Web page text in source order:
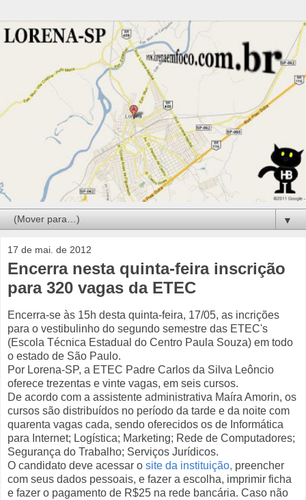
▼
17 de mai. de 2012
Encerra nesta quinta-feira inscrição
para 320 vagas da ETEC
Encerra-se às 15h desta quinta-feira, 17/05, as incrições
para o vestibulinho do segundo semestre das ETEC's
(Escola Técnica Estadual do Centro Paula Souza) em todo
o estado de São Paulo.
Por Lorena-SP, a ETEC Padre Carlos da Silva Leôncio
oferece trezentas e vinte vagas, em seis cursos.
De acordo com a assistente administrativa Maíra Amorin, os
cursos são distribuídos no período da tarde e da noite com
quarenta vagas cada, sendo oferecidos os de Informática
para Internet; Logística; Marketing; Rede de Computadores;
Segurança do Trabalho; Serviços Jurídicos.
O candidato deve acessar o site da instituição, preencher
com seus dados pessoais, e fazer a escolha, imprimir ficha
e fazer o pagamento de R$25 na rede bancária. Caso não